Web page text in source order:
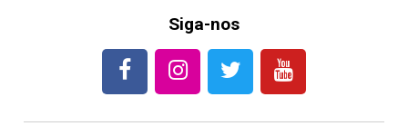
Siga-nos